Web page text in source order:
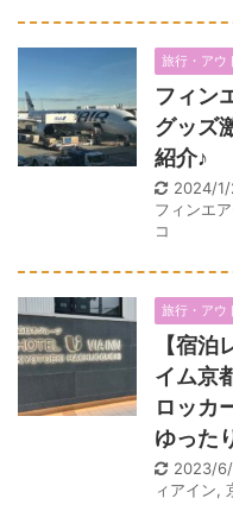
旅行・アウ
フィン
グッズ
紹介♪
2024/
フィンエ
コ
旅行・アウ
【宿
イム京
ロッカ
ゆった
2023/
ィアイン,